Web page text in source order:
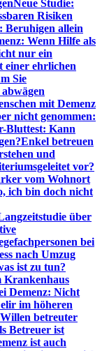
Neue Studie:
Risiken
Beruhigen allein
Wenn Hilfe als
nur ein
einer ehrlichen
Sie
mit Demenz
nicht genommen:
Bluttest: Kann
Enkel betreuen
und
vor?
vom Wohnort
ich bin doch nicht
über
bei
nach Umzug
ist zu tun?
Krankenhaus
Demenz: Nicht
im höheren
betreuter
Betreuer ist
ist auch